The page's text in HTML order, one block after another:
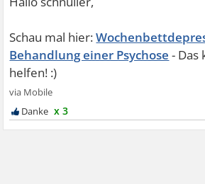
Behandlung einer Psychose
x 3